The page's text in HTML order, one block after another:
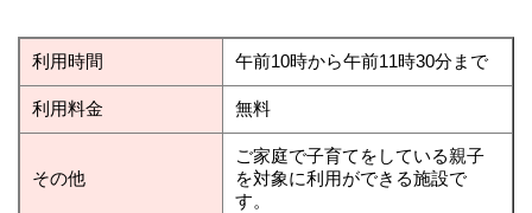
利用時間 午前10時から午前11時30分まで
利用料金 無料
その他
ご家庭で子育てをしている親子
を対象に利用ができる施設で
す。